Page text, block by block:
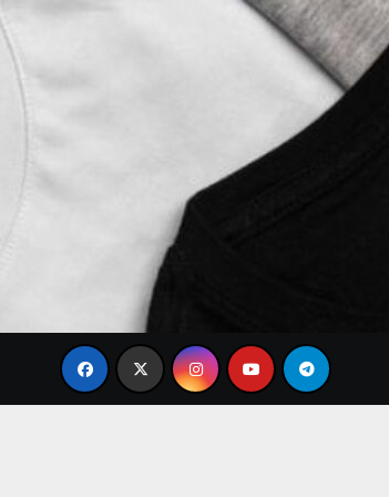
Tren Brand Baju Modis Terbaru 2026 yang